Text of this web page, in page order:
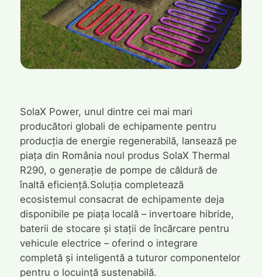
SolaX Power, unul dintre cei mai mari
producători globali de echipamente pentru
producția de energie regenerabilă, lansează pe
piața din România noul produs SolaX Thermal
R290, o generație de pompe de căldură de
înaltă eficiență.Soluția completează
ecosistemul consacrat de echipamente deja
disponibile pe piața locală – invertoare hibride,
baterii de stocare și stații de încărcare pentru
vehicule electrice – oferind o integrare
completă și inteligentă a tuturor componentelor
pentru o locuință sustenabilă.